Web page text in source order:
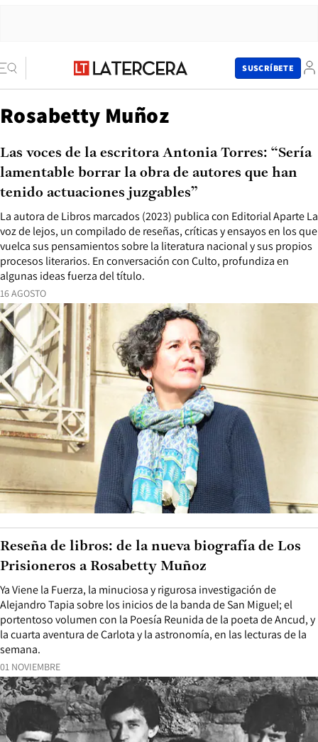
SUSCRÍBETE
Rosabetty Muñoz
16 AGOSTO
La autora de Libros marcados (2023) publica con Editorial Aparte La
voz de lejos, un compilado de reseñas, críticas y ensayos en los que
vuelca sus pensamientos sobre la literatura nacional y sus propios
procesos literarios. En conversación con Culto, profundiza en
algunas ideas fuerza del título.
Las voces de la escritora Antonia Torres: “Sería
lamentable borrar la obra de autores que han
tenido actuaciones juzgables”
01 NOVIEMBRE
Ya Viene la Fuerza, la minuciosa y rigurosa investigación de
Alejandro Tapia sobre los inicios de la banda de San Miguel; el
portentoso volumen con la Poesía Reunida de la poeta de Ancud, y
la cuarta aventura de Carlota y la astronomía, en las lecturas de la
semana.
Reseña de libros: de la nueva biografía de Los
Prisioneros a Rosabetty Muñoz